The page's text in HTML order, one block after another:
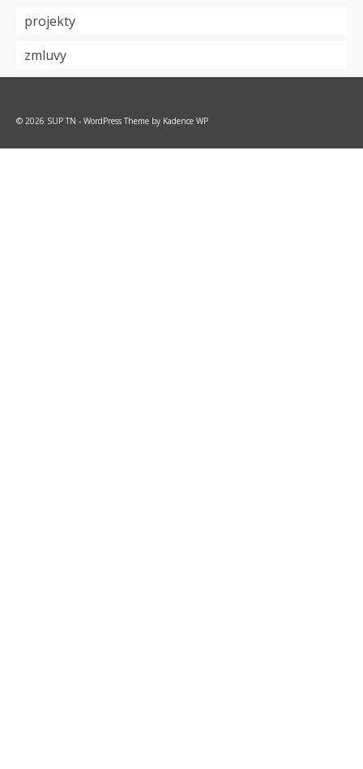
projekty
zmluvy
© 2026 SUP TN - WordPress Theme by Kadence WP